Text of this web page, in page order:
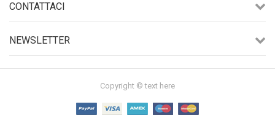
CONTATTACI
NEWSLETTER
Copyright © text here